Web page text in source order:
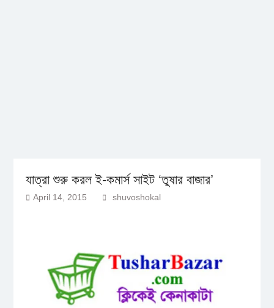
যাত্রা শুরু করল ই-কমার্স সাইট ‘তুষার বাজার’
April 14, 2015 shuvoshokal